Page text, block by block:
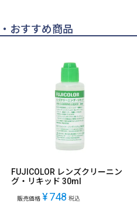
おすすめ商品
FUJICOLOR レンズクリーニン
グ・リキッド 30ml
販売価格 ¥748 税込